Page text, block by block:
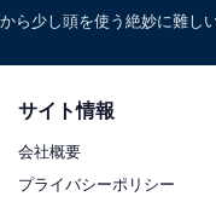
ら少し頭を使う絶妙に難
サイト情報
会社概要
プライバシーポリシー